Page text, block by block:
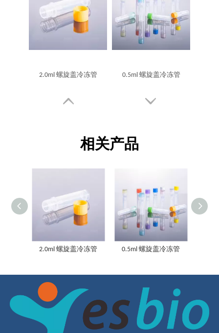
2.0ml 螺旋盖冷冻管 0.5ml 螺旋盖冷冻管
1.5ml 螺旋盖冷冻管
相关产品
2.0ml 螺旋盖冷冻管 0.5ml 螺旋盖冷冻管